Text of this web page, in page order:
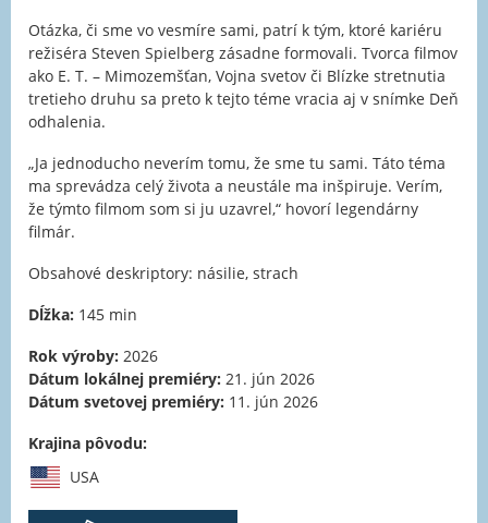
Otázka, či sme vo vesmíre sami, patrí k tým, ktoré kariéru
režiséra Steven Spielberg zásadne formovali. Tvorca filmov
ako E. T. – Mimozemšťan, Vojna svetov či Blízke stretnutia
tretieho druhu sa preto k tejto téme vracia aj v snímke Deň
odhalenia.
„Ja jednoducho neverím tomu, že sme tu sami. Táto téma
ma sprevádza celý života a neustále ma inšpiruje. Verím,
že týmto filmom som si ju uzavrel,“ hovorí legendárny
filmár.
Obsahové deskriptory: násilie, strach
Dĺžka: 145 min
Rok výroby: 2026
Dátum lokálnej premiéry: 21. jún 2026
Dátum svetovej premiéry: 11. jún 2026
Krajina pôvodu:
USA